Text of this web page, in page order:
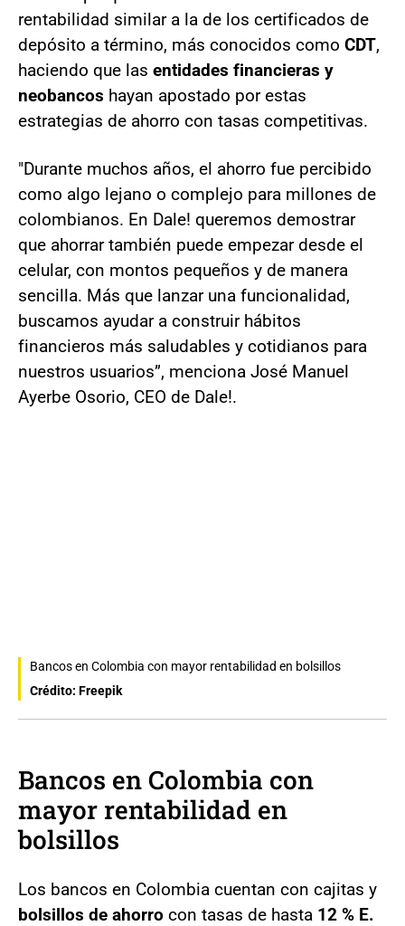
rentabilidad similar a la de los certificados de
depósito a término, más conocidos como CDT,
haciendo que las entidades financieras y
neobancos hayan apostado por estas
estrategias de ahorro con tasas competitivas.
"Durante muchos años, el ahorro fue percibido
como algo lejano o complejo para millones de
colombianos. En Dale! queremos demostrar
que ahorrar también puede empezar desde el
celular, con montos pequeños y de manera
sencilla. Más que lanzar una funcionalidad,
buscamos ayudar a construir hábitos
financieros más saludables y cotidianos para
nuestros usuarios”, menciona José Manuel
Ayerbe Osorio, CEO de Dale!.
Bancos en Colombia con mayor rentabilidad en bolsillos
Crédito: Freepik
Bancos en Colombia con
mayor rentabilidad en
bolsillos
Los bancos en Colombia cuentan con cajitas y
bolsillos de ahorro con tasas de hasta 12 % E.